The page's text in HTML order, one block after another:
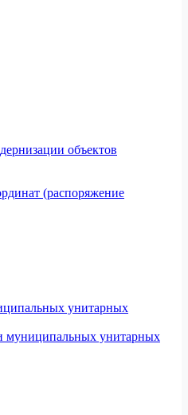
объектов
(распоряжение
унитарных
муниципальных унитарных